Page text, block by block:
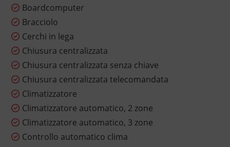
Boardcomputer
Bracciolo
Cerchi in lega
Chiusura centralizzata
Chiusura centralizzata senza chiave
Chiusura centralizzata telecomandata
Climatizzatore
Climatizzatore automatico, 2 zone
Climatizzatore automatico, 3 zone
Controllo automatico clima